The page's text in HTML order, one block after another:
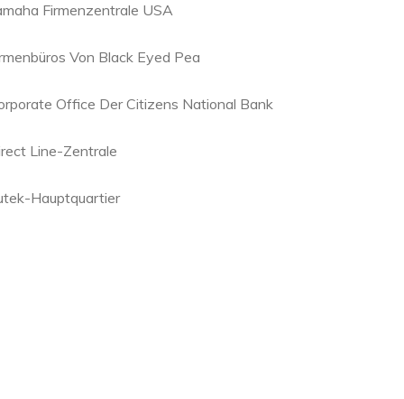
Firmenzentrale USA
Von Black Eyed Pea
Office Der Citizens National Bank
Line-Zentrale
Hauptquartier